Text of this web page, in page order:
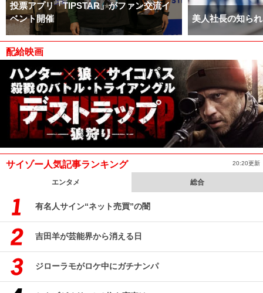
投票アプリ「TIPSTAR」がファン交流イ
ベント開催
美人社長の知ら
配給映画
サイゾー人気記事ランキング 20:20更新
エンタメ 総合
有名人サイン“ネット売買”の闇
吉田羊が芸能界から消える日
ジローラモがロケ中にガチナンパ